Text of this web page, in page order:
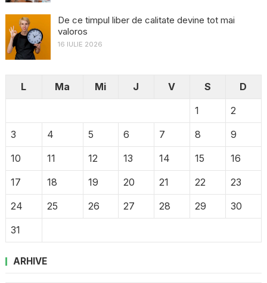
De ce timpul liber de calitate devine tot mai
valoros
16 IULIE 2026
L Ma Mi J V S
D
1
2
3
4 5 6 7 8
9
10
11 12 13 14 15
16
17
18 19 20 21 22
23
24
25 26 27 28 29
30
31
ARHIVE